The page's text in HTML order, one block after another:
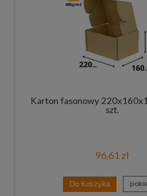
Karton fasonowy
szt.
96,61 zł
Do Koszyka